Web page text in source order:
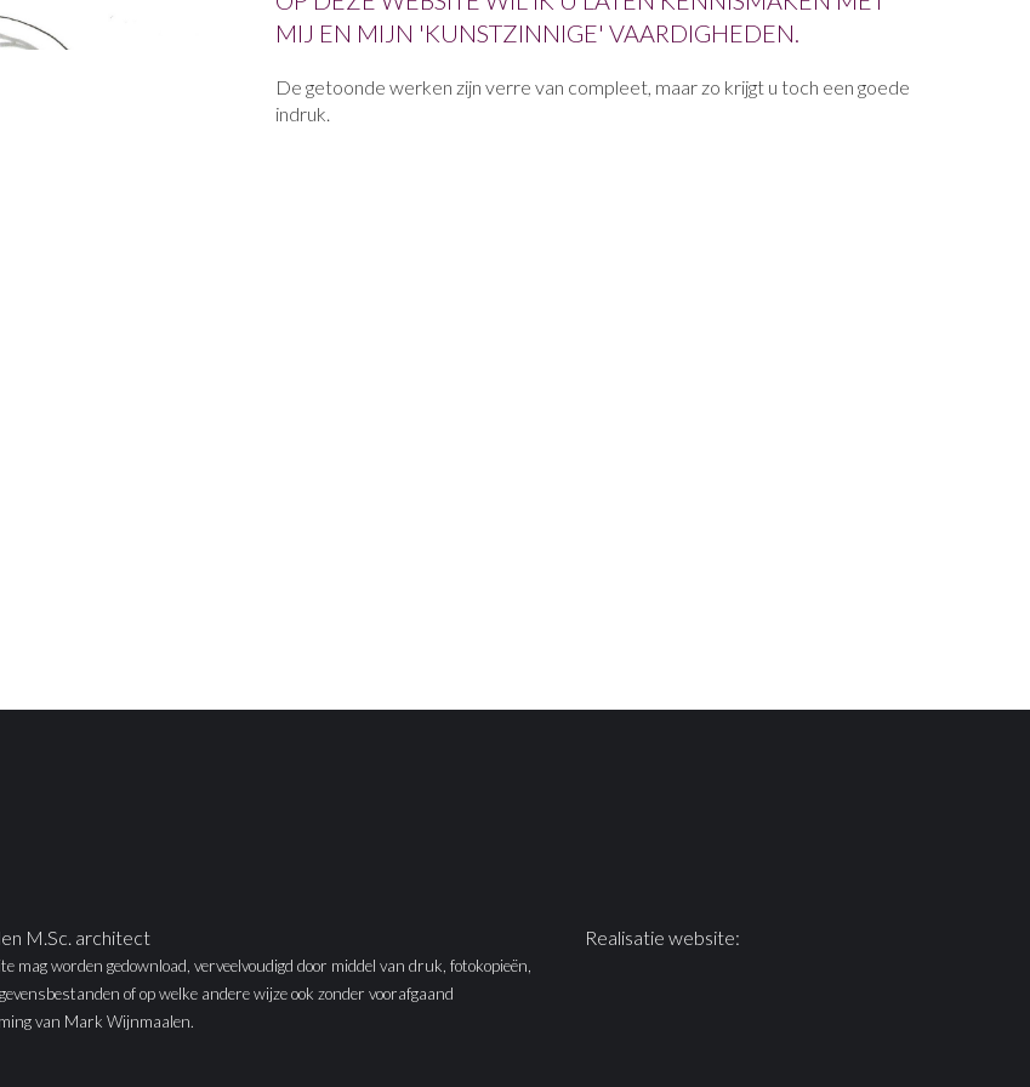
MIJ EN MIJN 'KUNSTZINNIGE' VAARDIGHEDEN.
De getoonde werken zijn verre van compleet, maar zo krijgt u toch een goede
indruk.
M.Sc. architect
mag worden gedownload, verveelvoudigd door middel van druk, fotokopieën,
of op welke andere wijze ook zonder voorafgaand
van Mark Wijnmaalen.
Realisatie website: